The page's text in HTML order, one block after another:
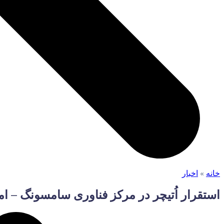
خانه » اخبار
استقرار اُتیچر در مرکز فناوری سامسونگ –